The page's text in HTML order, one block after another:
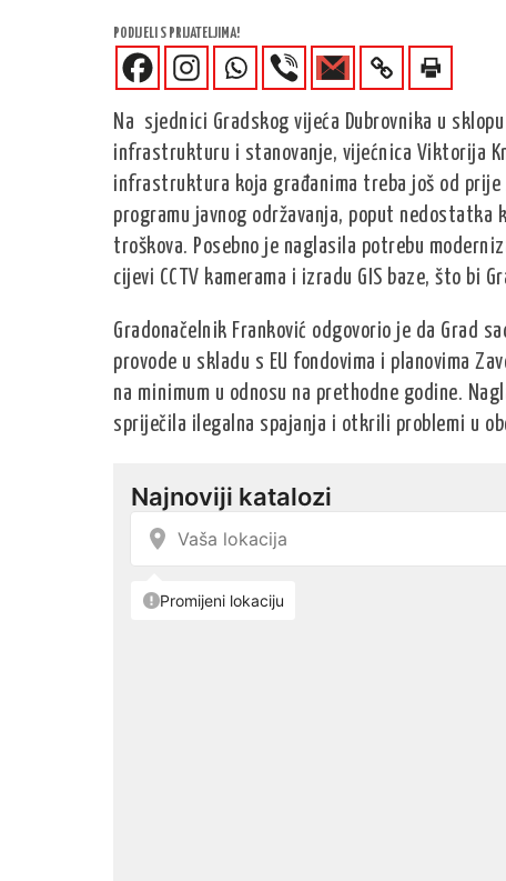
PODIJELI S PRIJATELJIMA!
Na sjednici Gradskog vijeća Dubrovnika u
infrastrukturu i stanovanje, vijećnica Viktorija
infrastruktura koja građanima treba još od
programu javnog održavanja, poput nedostatka
troškova. Posebno je naglasila potrebu
cijevi CCTV kamerama i izradu GIS baze, što bi
Gradonačelnik Franković odgovorio je da Grad
provode u skladu s EU fondovima i planovima
na minimum u odnosu na prethodne godine.
spriječila ilegalna spajanja i otkrili problemi u